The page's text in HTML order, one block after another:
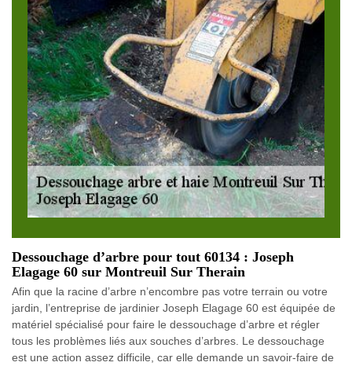
Dessouchage d’arbre pour tout 60134 : Joseph
Elagage 60 sur Montreuil Sur Therain
Afin que la racine d’arbre n’encombre pas votre terrain ou votre
jardin, l’entreprise de jardinier Joseph Elagage 60 est équipée de
matériel spécialisé pour faire le dessouchage d’arbre et régler
tous les problèmes liés aux souches d’arbres. Le dessouchage
est une action assez difficile, car elle demande un savoir-faire de